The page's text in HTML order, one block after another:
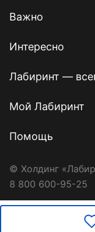
Важно
Интересно
Лабиринт —
Мой Лабиринт
Помощь
© Холдинг
8 800 600-95-25